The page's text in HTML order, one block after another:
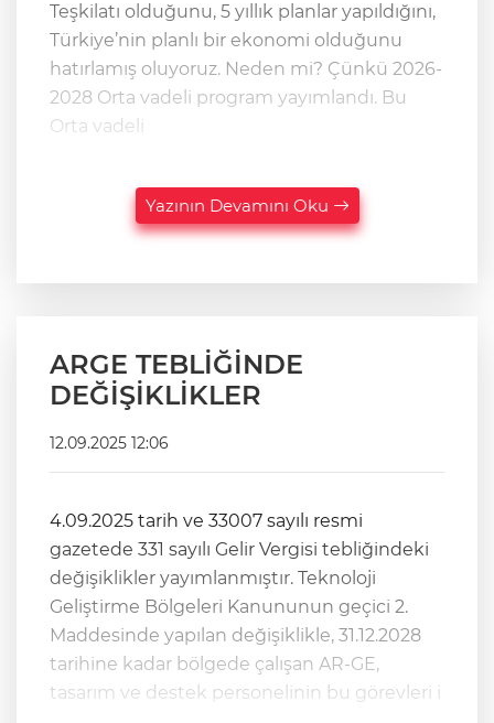
Teşkilatı olduğunu, 5 yıllık planlar yapıldığını,
Türkiye’nin planlı bir ekonomi olduğunu
hatırlamış oluyoruz. Neden mi? Çünkü 2026-
2028 Orta vadeli program yayımlandı. Bu
Orta vadeli
Yazının Devamını Oku
ARGE TEBLİĞİNDE
DEĞİŞİKLİKLER
12.09.2025 12:06
4.09.2025 tarih ve 33007 sayılı resmi
gazetede 331 sayılı Gelir Vergisi tebliğindeki
değişiklikler yayımlanmıştır. Teknoloji
Geliştirme Bölgeleri Kanununun geçici 2.
Maddesinde yapılan değişiklikle, 31.12.2028
tarihine kadar bölgede çalışan AR-GE,
tasarım ve destek personelinin bu görevleri i